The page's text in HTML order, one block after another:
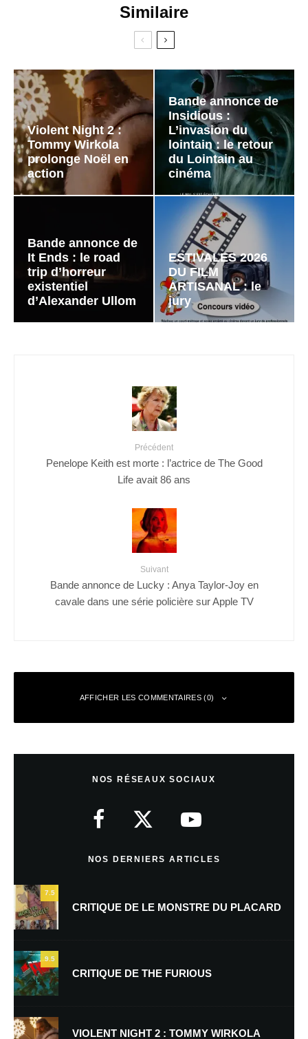
Similaire
Violent Night 2 :
Tommy Wirkola
prolonge Noël en
action
Bande annonce de
Insidious :
L’invasion du
lointain : le retour
du Lointain au
cinéma
Bande annonce de
It Ends : le road
trip d’horreur
existentiel
d’Alexander Ullom
ESTIVALES 2026
DU FILM
ARTISANAL : le
jury
Précédent
Penelope Keith est morte : l’actrice de The Good
Life avait 86 ans
Suivant
Bande annonce de Lucky : Anya Taylor-Joy en
cavale dans une série policière sur Apple TV
AFFICHER LES COMMENTAIRES (0)
Nom*
NOS RÉSEAUX SOCIAUX
NOS DERNIERS ARTICLES
7.5
CRITIQUE DE LE MONSTRE DU PLACARD
9.5
CRITIQUE DE THE FURIOUS
VIOLENT NIGHT 2 : TOMMY WIRKOLA